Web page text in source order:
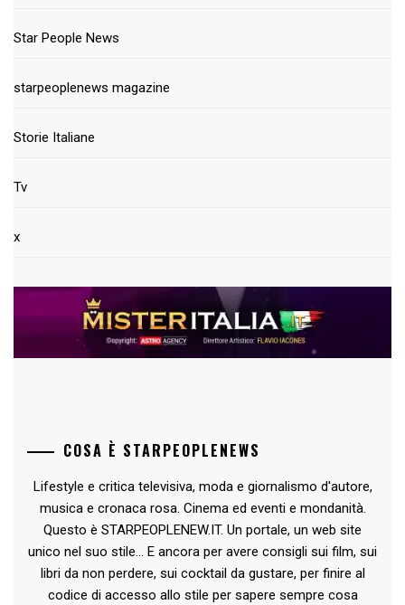
Star People News
starpeoplenews magazine
Storie Italiane
Tv
x
COSA È STARPEOPLENEWS
Lifestyle e critica televisiva, moda e giornalismo d'autore,
musica e cronaca rosa. Cinema ed eventi e mondanità.
Questo è STARPEOPLENEW.IT. Un portale, un web site
unico nel suo stile... E ancora per avere consigli sui film, sui
libri da non perdere, sui cocktail da gustare, per finire al
codice di accesso allo stile per sapere sempre cosa